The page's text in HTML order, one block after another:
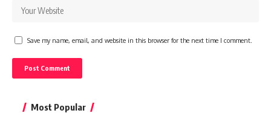
Save my name, email, and website in this browser for the next time I comment.
Most Popular